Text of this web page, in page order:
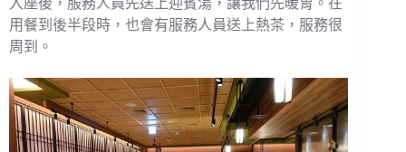
入座後，服務人員先送上迎賓湯，讓我們先暖胃。在
用餐到後半段時，也會有服務人員送上熱茶，服務很
周到。